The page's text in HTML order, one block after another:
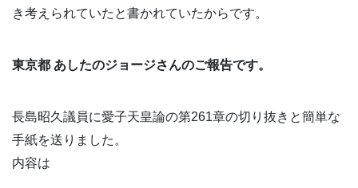
き考えられていたと書かれていたからです。
東京都 あしたのジョージさんのご報告です。
長島昭久議員に愛子天皇論の第261章の切り抜きと簡単な
手紙を送りました。
内容は